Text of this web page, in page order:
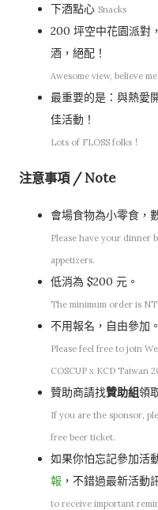
下酒點心 Snacks
200 坪空中花園派對
酒，絕配！
Awesome view, believe
最重要的是：與熱愛
佳活動！
Lots of FLOSS folks！
注意事項 / Note
會場食物為小零食，
Please have your dinner
appetizers.
低消為 $200 元。
The minimum order is
不用報名，自由參加。
Please feel free to join
COSCUP x KCD Taiwan
贊助商請找贊助組領
If you are the sponsor,
free beer ticket.
如果你怕忘記參加活
報 ，不錯過最新活動
to receive important